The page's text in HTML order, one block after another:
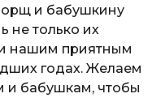
и бабушкину
не только их
и нашим приятным
годах. Желаем
и бабушкам, чтобы